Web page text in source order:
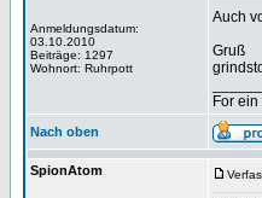
Anmeldungsdatum:
03.10.2010
Beiträge: 1297
Wohnort: Ruhrpott
Auch
Gruß
For
Nach oben
SpionAtom